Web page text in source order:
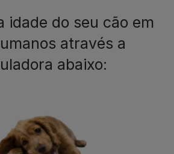
idade do seu cão em
através a
abaixo: